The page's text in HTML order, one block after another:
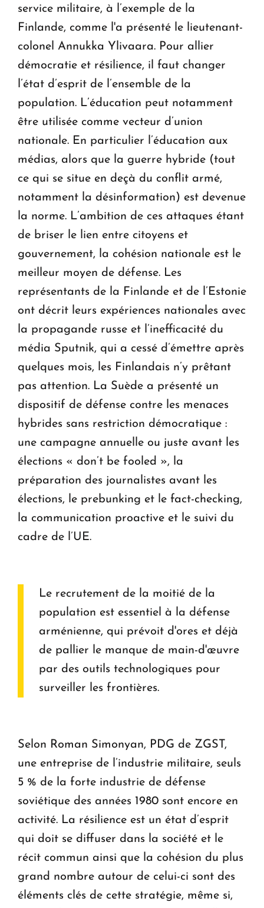
service militaire, à l’exemple de la
Finlande, comme l'a présenté le lieutenant-
colonel Annukka Ylivaara. Pour allier
démocratie et résilience, il faut changer
l’état d’esprit de l’ensemble de la
population. L’éducation peut notamment
être utilisée comme vecteur d’union
nationale. En particulier l’éducation aux
médias, alors que la guerre hybride (tout
ce qui se situe en deçà du conflit armé,
notamment la désinformation) est devenue
la norme. L’ambition de ces attaques étant
de briser le lien entre citoyens et
gouvernement, la cohésion nationale est le
meilleur moyen de défense. Les
représentants de la Finlande et de l’Estonie
ont décrit leurs expériences nationales avec
la propagande russe et l’inefficacité du
média Sputnik, qui a cessé d’émettre après
quelques mois, les Finlandais n’y prêtant
pas attention. La Suède a présenté un
dispositif de défense contre les menaces
hybrides sans restriction démocratique :
une campagne annuelle ou juste avant les
élections « don’t be fooled », la
préparation des journalistes avant les
élections, le prebunking et le fact-checking,
la communication proactive et le suivi du
cadre de l’UE.
Le recrutement de la moitié de la
population est essentiel à la défense
arménienne, qui prévoit d'ores et déjà
de pallier le manque de main-d'œuvre
par des outils technologiques pour
surveiller les frontières.
Selon Roman Simonyan, PDG de ZGST,
une entreprise de l’industrie militaire, seuls
5 % de la forte industrie de défense
soviétique des années 1980 sont encore en
activité. La résilience est un état d’esprit
qui doit se diffuser dans la société et le
récit commun ainsi que la cohésion du plus
grand nombre autour de celui-ci sont des
éléments clés de cette stratégie, même si,